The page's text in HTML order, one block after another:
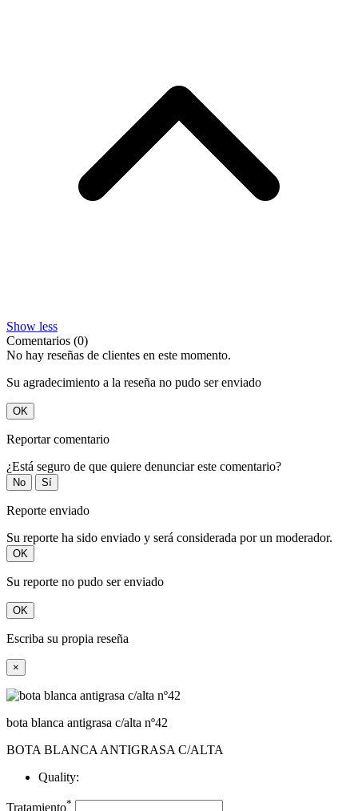
Show less
Comentarios (0)
No hay reseñas de clientes en este momento.
Su agradecimiento a la reseña no pudo ser enviado
OK
Reportar comentario
¿Está seguro de que quiere denunciar este comentario?
No Sí
Reporte enviado
Su reporte ha sido enviado y será considerada por un moderador.
OK
Su reporte no pudo ser enviado
OK
Escriba su propia reseña
×
bota blanca antigrasa c/alta nº42
BOTA BLANCA ANTIGRASA C/ALTA
Quality:
Tratamiento*